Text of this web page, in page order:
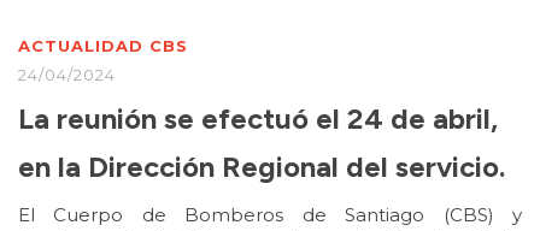
ACTUALIDAD CBS
24/04/2024
La reunión se efectuó el 24 de abril,
en la Dirección Regional del servicio.
El Cuerpo de Bomberos de Santiago (CBS) y